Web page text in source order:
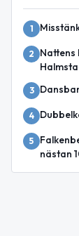
1
2
Nattens
3
4
5
nästan